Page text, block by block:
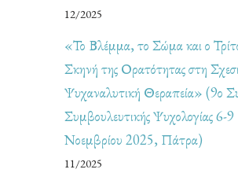
12/2025
«Το Βλέμμα, το Σώμα και ο
Σκηνή της Ορατότητας στη
Ψυχαναλυτική Θεραπεία» (9ο
Συμβουλευτικής Ψυχολογίας 6-9
Νοεμβρίου 2025, Πάτρα)
11/2025